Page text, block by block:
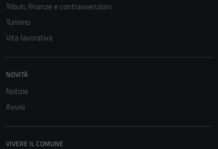
Tributi, finanze e contravvenzioni
Turismo
Vita lavorativa
NOVITÀ
Notizie
Avvisi
VIVERE IL COMUNE